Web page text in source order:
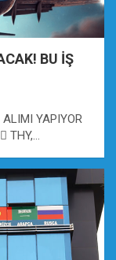
BU İŞ
YAPIYOR
THY,…